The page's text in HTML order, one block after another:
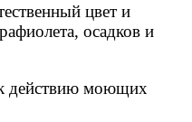
цвет и
осадков и
действию моющих